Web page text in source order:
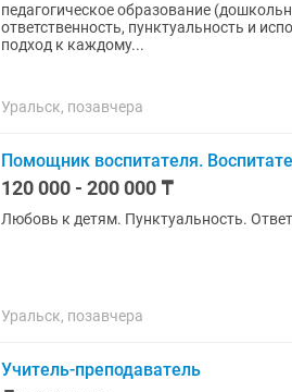
педагогическое образование (дошкольное ) любовь к детям, доброжелательность и
ответственность, пунктуальность и исполнительность;
подход к каждому...
Уральск, позавчера
Помощник воспитателя.
120 000 - 200 000 ₸
Любовь к детям. Пунктуальность.
Уральск, позавчера
Учитель-преподаватель